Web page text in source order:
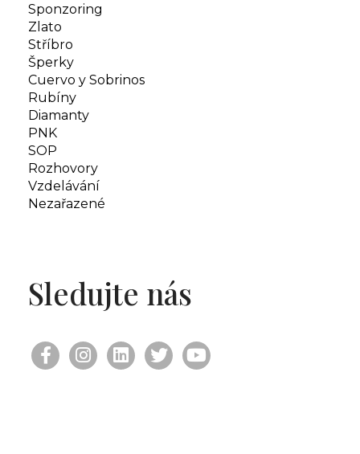
Sponzoring
Zlato
Stříbro
Šperky
Cuervo y Sobrinos
Rubíny
Diamanty
PNK
SOP
Rozhovory
Vzdelávání
Nezařazené
Sledujte nás